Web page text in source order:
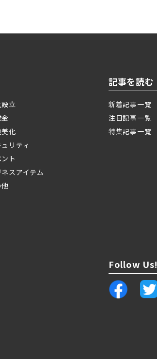
立
化
リティ
ト
スアイテム
記事を読む
新着記事一覧
注目記事一覧
特集記事一覧
Follow Us!